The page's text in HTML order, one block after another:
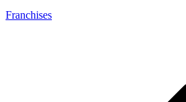
Franchises